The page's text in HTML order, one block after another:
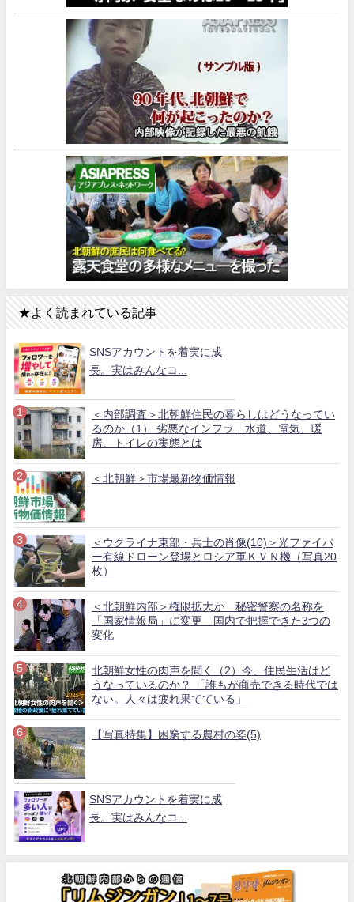
★よく読まれている記事
SNSアカウントを着実に成
長。実はみんなコ...
＜内部調査＞北朝鮮住民の暮らしはどうなってい
るのか（1） 劣悪なインフラ…水道、電気、暖
房、トイレの実態とは
＜北朝鮮＞市場最新物価情報
＜ウクライナ東部・兵士の肖像(10)＞光ファイバ
ー有線ドローン登場とロシア軍ＫＶＮ機（写真20
枚）
＜北朝鮮内部＞権限拡大か 秘密警察の名称を
「国家情報局」に変更 国内で把握できた3つの
変化
北朝鮮女性の肉声を聞く（2）今、住民生活はど
うなっているのか？ 「誰もが商売できる時代では
ない。人々は疲れ果てている」
【写真特集】困窮する農村の姿(5)
SNSアカウントを着実に成
長。実はみんなコ...